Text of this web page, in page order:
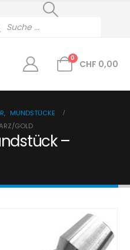
0
CHF 0,00
, MUNDSTÜCKE
GOLD
–